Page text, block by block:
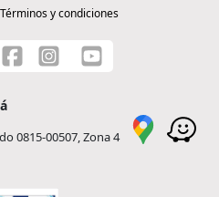
Términos y condiciones
0815-00507, Zona 4